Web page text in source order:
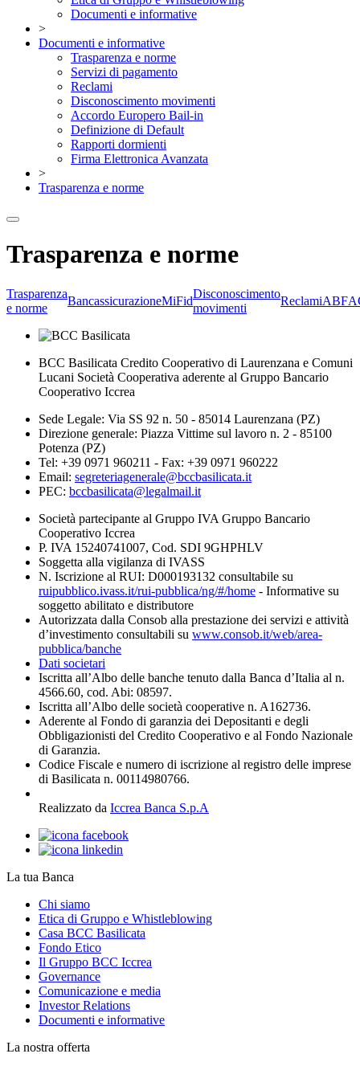
Documenti e informative
>
Documenti e informative
Trasparenza e norme
Servizi di pagamento
Reclami
Disconoscimento movimenti
Accordo Europero Bail-in
Definizione di Default
Rapporti dormienti
Firma Elettronica Avanzata
>
Trasparenza e norme
Trasparenza e norme
Trasparenza
e norme
BancassicurazioneMiFid
Disconoscimento
movimenti
ReclamiABF
BCC Basilicata Credito Cooperativo di Laurenzana e Comuni
Lucani Società Cooperativa aderente al Gruppo Bancario
Cooperativo Iccrea
Sede Legale: Via SS 92 n. 50 - 85014 Laurenzana (PZ)
Direzione generale: Piazza Vittime sul lavoro n. 2 - 85100
Potenza (PZ)
Tel: +39 0971 960211 - Fax: +39 0971 960222
Email: segreteriagenerale@bccbasilicata.it
PEC: bccbasilicata@legalmail.it
Società partecipante al Gruppo IVA Gruppo Bancario
Cooperativo Iccrea
P. IVA 15240741007, Cod. SDI 9GHPHLV
Soggetta alla vigilanza di IVASS
N. Iscrizione al RUI: D000193132 consultabile su
ruipubblico.ivass.it/rui-pubblica/ng/#/home - Informative su
soggetto abilitato e distributore
Autorizzata dalla Consob alla prestazione dei servizi e attività
d’investimento consultabili su www.consob.it/web/area-
pubblica/banche
Dati societari
Iscritta all’Albo delle banche tenuto dalla Banca d’Italia al n.
4566.60, cod. Abi: 08597.
Iscritta all’Albo delle società cooperative n. A162736.
Aderente al Fondo di garanzia dei Depositanti e degli
Obbligazionisti del Credito Cooperativo e al Fondo Nazionale
di Garanzia.
Codice Fiscale e numero di iscrizione al registro delle imprese
di Basilicata n. 00114980766.
Realizzato da Iccrea Banca S.p.A
La tua Banca
Chi siamo
Etica di Gruppo e Whistleblowing
Casa BCC Basilicata
Fondo Etico
Il Gruppo BCC Iccrea
Governance
Comunicazione e media
Investor Relations
Documenti e informative
La nostra offerta